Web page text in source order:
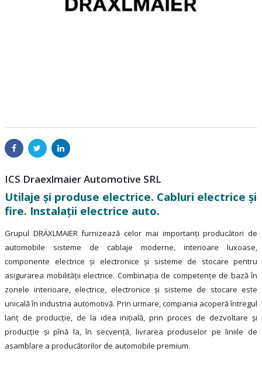
ICS Draexlmaier Automotive SRL
Utilaje şi produse electrice. Cabluri electrice şi
fire. Instalaţii electrice auto.
Grupul DRÄXLMAIER furnizează celor mai importanţi producători de
automobile sisteme de cablaje moderne, interioare luxoase,
componente electrice şi electronice și sisteme de stocare pentru
asigurarea mobilității electrice. Combinația de competențe de bază în
zonele interioare, electrice, electronice și sisteme de stocare este
unicală în industria automotivă. Prin urmare, compania acoperă întregul
lanț de producție, de la idea inițială, prin proces de dezvoltare și
producție și pînă la, în secvență, livrarea produselor pe liniile de
asamblare a producătorilor de automobile premium.